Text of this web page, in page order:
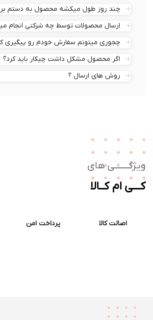
چند روز طول میکشه محصول به دستم برسه؟
ارسال محصولات توسط چه شرکتی انجام میشه؟
چجوری میتونم سفارش خودم رو پیگیری کنم؟
اگر محصول مشکل داشت چیکار باید کرد؟
روش های ارسال ؟
های
ام کــالا
اصالت کالا پرداخت امن